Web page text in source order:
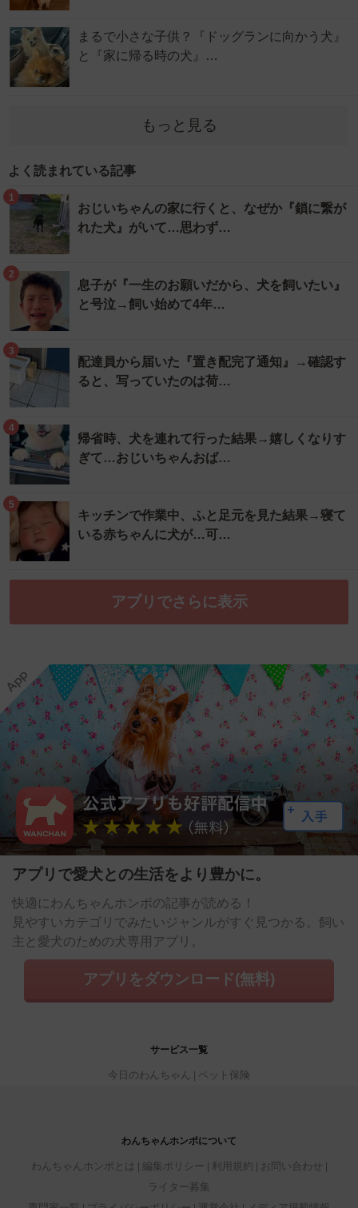
まるで小さな子供？『ドッグランに向かう犬』
と『家に帰る時の犬』…
もっと見る
よく読まれている記事
1
おじいちゃんの家に行くと、なぜか『鎖に繋が
れた犬』がいて…思わず…
2
息子が『一生のお願いだから、犬を飼いたい』
と号泣→飼い始めて4年…
3
配達員から届いた『置き配完了通知』→確認す
ると、写っていたのは荷…
4
帰省時、犬を連れて行った結果→嬉しくなりす
ぎて…おじいちゃんおば…
5
キッチンで作業中、ふと足元を見た結果→寝て
いる赤ちゃんに犬が…可…
アプリでさらに表示
アプリで愛犬との生活をより豊かに。
快適にわんちゃんホンポの記事が読める！
見やすいカテゴリでみたいジャンルがすぐ見つかる。飼い
主と愛犬のための犬専用アプリ。
アプリをダウンロード(無料)
サービス一覧
今日のわんちゃん ペット保険
わんちゃんホンポについて
わんちゃんホンポとは 編集ポリシー 利用規約
お問い合わせ
ライター募集